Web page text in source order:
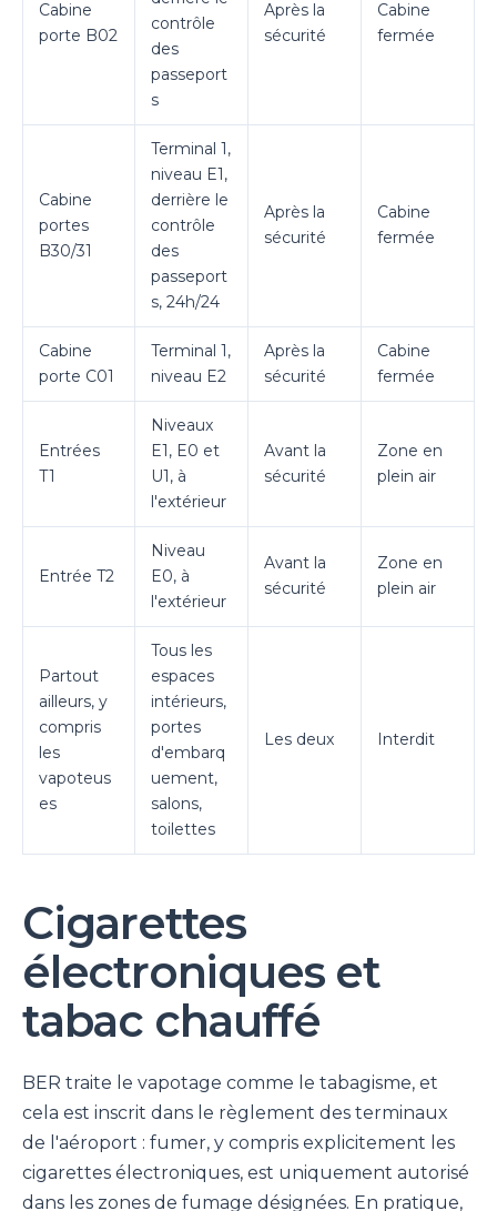
Cabine
porte B02
contrôle
des
passeport
s
Après la
sécurité
Cabine
fermée
Cabine
portes
B30/31
Terminal 1,
niveau E1,
derrière le
contrôle
des
passeport
s, 24h/24
Après la
sécurité
Cabine
fermée
Cabine
porte C01
Terminal 1,
niveau E2
Après la
sécurité
Cabine
fermée
Entrées
T1
Niveaux
E1, E0 et
U1, à
l'extérieur
Avant la
sécurité
Zone en
plein air
Entrée T2
Niveau
E0, à
l'extérieur
Avant la
sécurité
Zone en
plein air
Partout
ailleurs, y
compris
les
vapoteus
es
Tous les
espaces
intérieurs,
portes
d'embarq
uement,
salons,
toilettes
Les deux Interdit
Cigarettes
électroniques et
tabac chauffé
BER traite le vapotage comme le tabagisme, et
cela est inscrit dans le règlement des terminaux
de l'aéroport : fumer, y compris explicitement les
cigarettes électroniques, est uniquement autorisé
dans les zones de fumage désignées. En pratique,